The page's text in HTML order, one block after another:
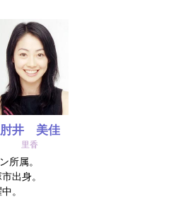
肘井 美佳
里香
所属。
出身。
。